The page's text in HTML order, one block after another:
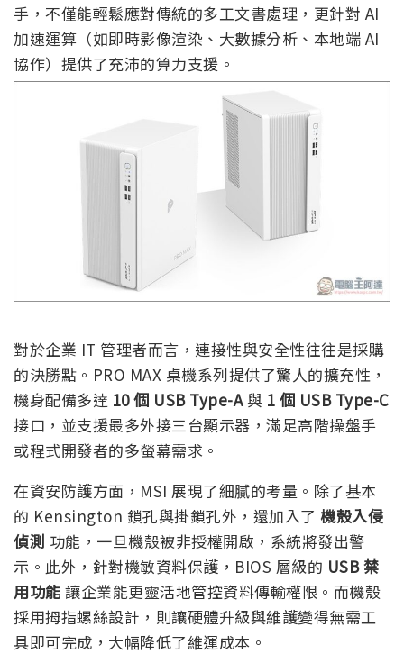
手，不僅能輕鬆應對傳統的多工文書處理，更針對 AI
加速運算（如即時影像渲染、大數據分析、本地端 AI
協作）提供了充沛的算力支援。
對於企業 IT 管理者而言，連接性與安全性往往是採購
的決勝點。PRO MAX 桌機系列提供了驚人的擴充性，
機身配備多達 10 個 USB Type-A與 1 個 USB Type-C
接口，並支援最多外接三台顯示器，滿足高階操盤手
或程式開發者的多螢幕需求。
在資安防護方面，MSI 展現了細膩的考量。除了基本
的 Kensington 鎖孔與掛鎖孔外，還加入了 機殼入侵
偵測 功能，一旦機殼被非授權開啟，系統將發出警
示。此外，針對機敏資料保護，BIOS 層級的 USB 禁
用功能 讓企業能更靈活地管控資料傳輸權限。而機殼
採用拇指螺絲設計，則讓硬體升級與維護變得無需工
具即可完成，大幅降低了維運成本。